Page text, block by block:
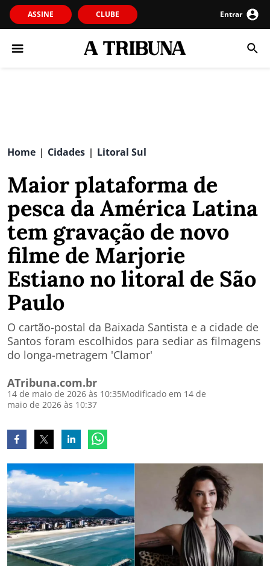
ASSINE CLUBE Entrar
Home | Cidades | Litoral Sul
Maior plataforma de
pesca da América Latina
tem gravação de novo
filme de Marjorie
Estiano no litoral de São
Paulo
O cartão-postal da Baixada Santista e a cidade de
Santos foram escolhidos para sediar as filmagens
do longa-metragem 'Clamor'
ATribuna.com.br
14 de maio de 2026 às 10:35Modificado em 14 de
maio de 2026 às 10:37